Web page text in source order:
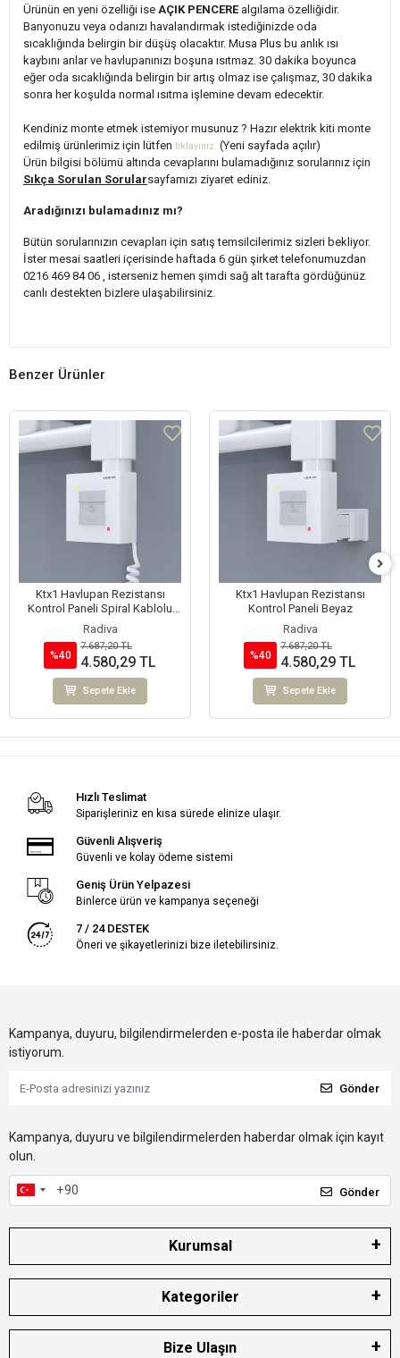
Ürünün en yeni özelliği ise AÇIK PENCEREalgılama özelliğidir.
Banyonuzu veya odanızı havalandırmak istediğinizde oda
sıcaklığında belirgin bir düşüş olacaktır. Musa Plus bu anlık ısı
kaybını anlar ve havlupanınızı boşuna ısıtmaz. 30 dakika boyunca
eğer oda sıcaklığında belirgin bir artış olmaz ise çalışmaz, 30 dakika
sonra her koşulda normal ısıtma işlemine devam edecektir.
Kendiniz monte etmek istemiyor musunuz ? Hazır elektrik kiti monte
edilmiş ürünlerimiz için lütfen tıklayınız. (Yeni sayfada açılır)
Ürün bilgisi bölümü altında cevaplarını bulamadığınız sorularınız için
Sıkça Sorulan Sorularsayfamızı ziyaret ediniz.
Aradığınızı bulamadınız mı?
Bütün sorularınızın cevapları için satış temsilcilerimiz sizleri bekliyor.
İster mesai saatleri içerisinde haftada 6 gün şirket telefonumuzdan
0216 469 84 06 , isterseniz hemen şimdi sağ alt tarafta gördüğünüz
canlı destekten bizlere ulaşabilirsiniz.
Benzer Ürünler
Ktx1 Havlupan Rezistansı
Kontrol Paneli Spiral Kablolu
Beyaz
Radiva
%40
7.687,20 TL
4.580,29 TL
Sepete Ekle
Ktx1 Havlupan Rezistansı
Kontrol Paneli Beyaz
Radiva
%40
7.687,20 TL
4.580,29 TL
Sepete Ekle
Hızlı Teslimat
Siparişleriniz en kısa sürede elinize ulaşır.
Güvenli Alışveriş
Güvenli ve kolay ödeme sistemi
Geniş Ürün Yelpazesi
Binlerce ürün ve kampanya seçeneği
7 / 24 DESTEK
Öneri ve şikayetlerinizi bize iletebilirsiniz.
Kampanya, duyuru, bilgilendirmelerden e-posta ile haberdar olmak
istiyorum.
Gönder
Kampanya, duyuru ve bilgilendirmelerden haberdar olmak için kayıt
olun.
Gönder
Kurumsal
Kategoriler
Bize Ulaşın